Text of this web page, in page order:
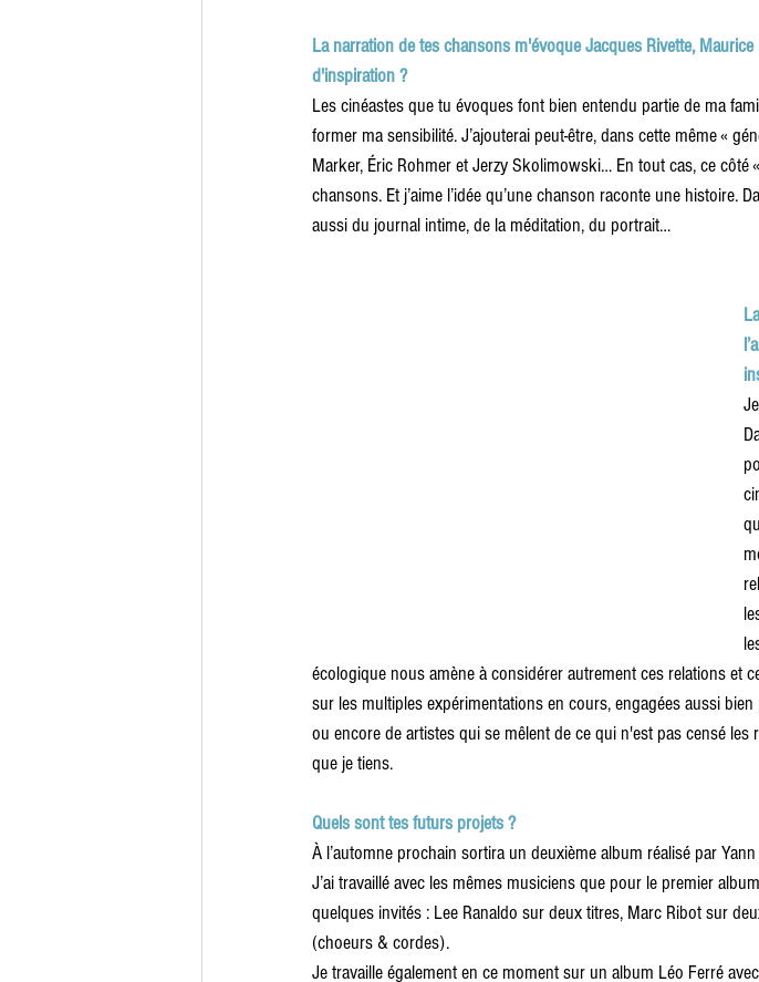
La narration de tes chansons m'évoque Jacques Rivette,
d'inspiration ?
Les cinéastes que tu évoques font bien entendu partie de ma
former ma sensibilité. J’ajouterai peut-être, dans cette même «
Marker, Éric Rohmer et Jerzy Skolimowski… En tout cas, ce côté
chansons. Et j’aime l’idée qu’une chanson raconte une histoire.
aussi du journal intime, de la méditation, du portrait…
écologique nous amène à considérer autrement ces relations et
sur les multiples expérimentations en cours, engagées aussi
ou encore de artistes qui se mêlent de ce qui n'est pas censé les
que je tiens.
Quels sont tes futurs projets ?
À l’automne prochain sortira un deuxième album réalisé par
J’ai travaillé avec les mêmes musiciens que pour le premier
quelques invités : Lee Ranaldo sur deux titres, Marc Ribot sur
(choeurs & cordes).
Je travaille également en ce moment sur un album Léo Ferré